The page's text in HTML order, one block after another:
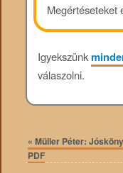
Megértéseteket
Igyekszünk
válaszolni.
« Müller Péter:
PDF